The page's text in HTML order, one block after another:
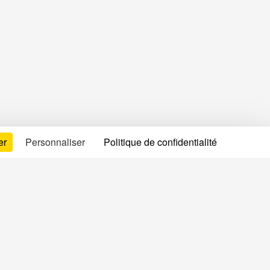
Personnaliser Politique de confidentialité